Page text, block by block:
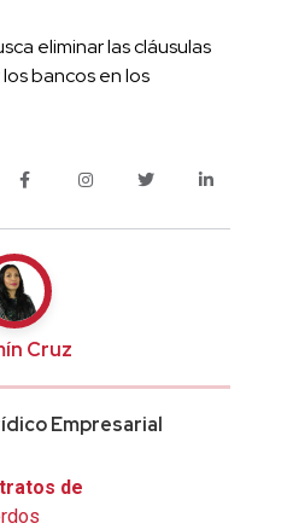
eliminar las cláusulas
bancos en los
Cruz
Empresarial
de